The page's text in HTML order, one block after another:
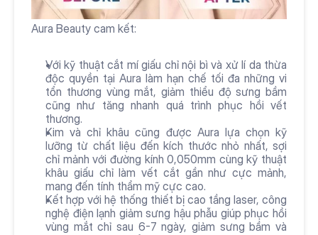
Aura Beauty cam kết:
Với kỹ thuật cắt mí giấu chỉ nội bì và xử lí da thừa
độc quyền tại Aura làm hạn chế tối đa những vi
tổn thương vùng mắt, giảm thiểu độ sưng bầm
cũng như tăng nhanh quá trình phục hồi vết
thương.
Kim và chỉ khâu cũng được Aura lựa chọn kỹ
lưỡng từ chất liệu đến kích thước nhỏ nhất, sợi
chỉ mảnh với đường kính 0,050mm cùng kỹ thuật
khâu giấu chỉ làm vết cắt gần như cực mảnh,
mang đến tính thẩm mỹ cực cao.
Kết hợp với hệ thống thiết bị cao tầng laser, công
nghệ điện lạnh giảm sưng hậu phẫu giúp phục hồi
vùng mắt chỉ sau 6-7 ngày, giảm sưng bầm và